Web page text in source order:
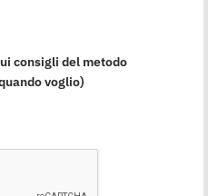
consigli del metodo
voglio)